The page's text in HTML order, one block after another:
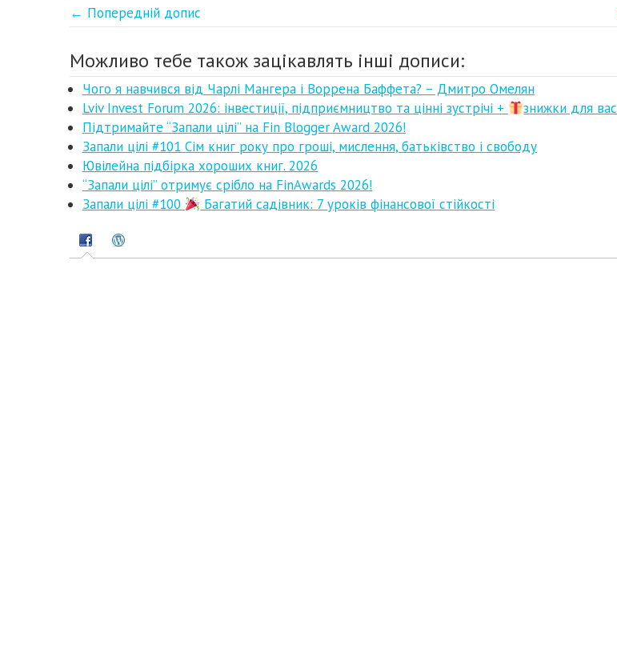
← Попередній допис
Можливо тебе також зацікавлять інші дописи:
Чого я навчився від Чарлі Мангера і Воррена Баффета? – Дмитро Омелян
Lviv Invest Forum 2026: інвестиції, підприємництво та цінні зустрічі +
знижки для вас
Підтримайте “Запали цілі” на Fin Blogger Award 2026!
Запали цілі #101 Сім книг року про гроші, мислення, батьківство і свободу
Ювілейна підбірка хороших книг. 2026
“Запали цілі” отримує срібло на FinAwards 2026!
Запали цілі #100
Багатий садівник: 7 уроків фінансової стійкості